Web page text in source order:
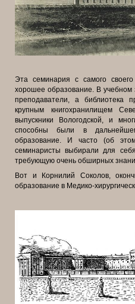
Эта семинария с самого
хорошее образование. В учебном
преподаватели, а библиотека
крупным книгохранилищем
выпускники Вологодской, и
способны были в
образование. И часто (об
семинаристы выбирали для
требующую очень обширных
Вот и Корнилий Соколов,
образование в Медико-